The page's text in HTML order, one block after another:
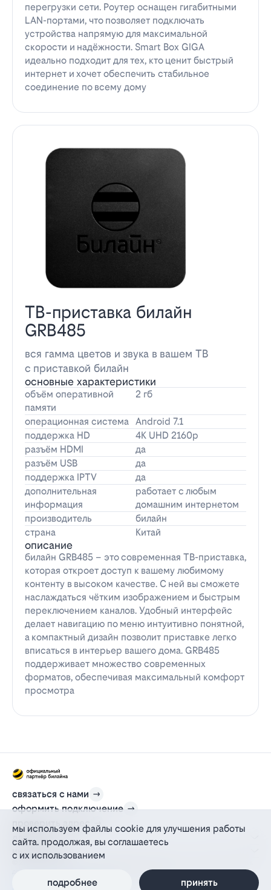
перегрузки сети. Роутер оснащен гигабитными
LAN-портами, что позволяет подключать
устройства напрямую для максимальной
скорости и надёжности. Smart Box GIGA
идеально подходит для тех, кто ценит быстрый
интернет и хочет обеспечить стабильное
соединение по всему дому
ТВ-приставка билайн
GRB485
вся гамма цветов и звука в вашем ТВ
с приставкой билайн
основные характеристики
объём оперативной
памяти
2 гб
операционная система Android 7.1
поддержка HD
4K UHD 2160p
разъём HDMI
да
разъём USB
да
поддержка IPTV
да
дополнительная
информация
работает с любым
домашним интернетом
производитель
билайн
страна
Китай
описание
билайн GRB485 – это современная ТВ-приставка,
которая откроет доступ к вашему любимому
контенту в высоком качестве. С ней вы сможете
наслаждаться чётким изображением и быстрым
переключением каналов. Удобный интерфейс
делает навигацию по меню интуитивно понятной,
а компактный дизайн позволит приставке легко
вписаться в интерьер вашего дома. GRB485
поддерживает множество современных
форматов, обеспечивая максимальный комфорт
просмотра
связаться с нами
оформить подключение
проверить адрес
для дома
информация
действующий на основании агентского договора
политика персональных данных
мы используем файлы cookie для улучшения работы
сайта. продолжая, вы соглашаетесь
с их использованием
подробнее принять